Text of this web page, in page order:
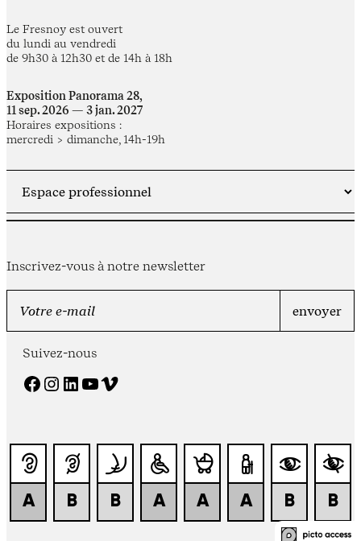
Le Fresnoy est ouvert
du lundi au vendredi
de 9h30 à 12h30 et de 14h à 18h
Exposition Panorama 28,
11 sep. 2026 — 3 jan. 2027
Horaires expositions :
mercredi > dimanche, 14h-19h
Inscrivez-vous à notre newsletter
Suivez-nous
Facebook Instagram LinkedIn YouTube Vimeo